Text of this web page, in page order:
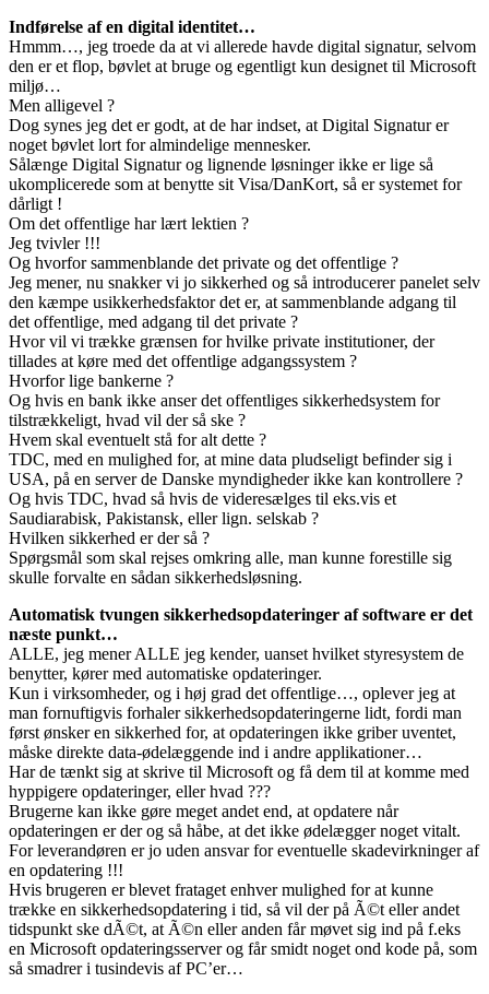
Indførelse af en digital identitet…
Hmmm…, jeg troede da at vi allerede havde digital signatur, selvom
den er et flop, bøvlet at bruge og egentligt kun designet til Microsoft
miljø…
Men alligevel ?
Dog synes jeg det er godt, at de har indset, at Digital Signatur er
noget bøvlet lort for almindelige mennesker.
Sålænge Digital Signatur og lignende løsninger ikke er lige så
ukomplicerede som at benytte sit Visa/DanKort, så er systemet for
dårligt !
Om det offentlige har lært lektien ?
Jeg tvivler !!!
Og hvorfor sammenblande det private og det offentlige ?
Jeg mener, nu snakker vi jo sikkerhed og så introducerer panelet selv
den kæmpe usikkerhedsfaktor det er, at sammenblande adgang til
det offentlige, med adgang til det private ?
Hvor vil vi trække grænsen for hvilke private institutioner, der
tillades at køre med det offentlige adgangssystem ?
Hvorfor lige bankerne ?
Og hvis en bank ikke anser det offentliges sikkerhedsystem for
tilstrækkeligt, hvad vil der så ske ?
Hvem skal eventuelt stå for alt dette ?
TDC, med en mulighed for, at mine data pludseligt befinder sig i
USA, på en server de Danske myndigheder ikke kan kontrollere ?
Og hvis TDC, hvad så hvis de videresælges til eks.vis et
Saudiarabisk, Pakistansk, eller lign. selskab ?
Hvilken sikkerhed er der så ?
Spørgsmål som skal rejses omkring alle, man kunne forestille sig
skulle forvalte en sådan sikkerhedsløsning.
Automatisk tvungen sikkerhedsopdateringer af software er det
næste punkt…
ALLE, jeg mener ALLE jeg kender, uanset hvilket styresystem de
benytter, kører med automatiske opdateringer.
Kun i virksomheder, og i høj grad det offentlige…, oplever jeg at
man fornuftigvis forhaler sikkerhedsopdateringerne lidt, fordi man
først ønsker en sikkerhed for, at opdateringen ikke griber uventet,
måske direkte data-ødelæggende ind i andre applikationer…
Har de tænkt sig at skrive til Microsoft og få dem til at komme med
hyppigere opdateringer, eller hvad ???
Brugerne kan ikke gøre meget andet end, at opdatere når
opdateringen er der og så håbe, at det ikke ødelægger noget vitalt.
For leverandøren er jo uden ansvar for eventuelle skadevirkninger af
en opdatering !!!
Hvis brugeren er blevet frataget enhver mulighed for at kunne
trække en sikkerhedsopdatering i tid, så vil der på Ã©t eller andet
tidspunkt ske dÃ©t, at Ã©n eller anden får møvet sig ind på f.eks
en Microsoft opdateringsserver og får smidt noget ond kode på, som
så smadrer i tusindevis af PC’er…